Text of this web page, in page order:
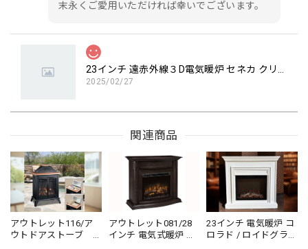
末永くご愛用いただければ幸いでございます。
2025/02/27
イドグランデ を購入しましたが、品質とデザインの両方に
上品な雰囲気を加え、暖房機能もしっかりと機能して周囲を
暖かくしてくれます。インテリアとしても実用性としても素
晴らしい商品です。とてもおすすめです！
この度は当ショップをご利用いただき誠にあり
関連商品
アウトレット116/ア
ウトドアストーブ
アウトレット081/28
インチ 電気式暖炉 グ
23インチ 電気暖炉 コ
ロラド / ロイドグラン